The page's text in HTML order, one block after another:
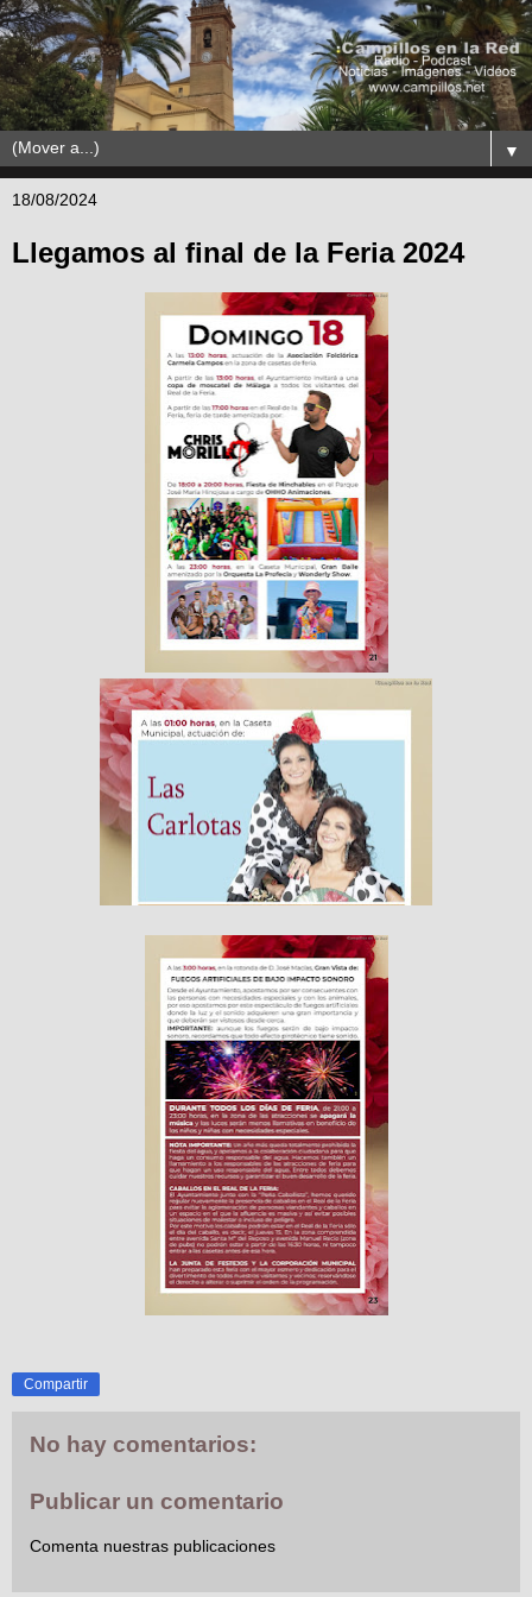
▼
18/08/2024
Llegamos al final de la Feria 2024
Compartir
No hay comentarios:
Publicar un comentario
Comenta nuestras publicaciones